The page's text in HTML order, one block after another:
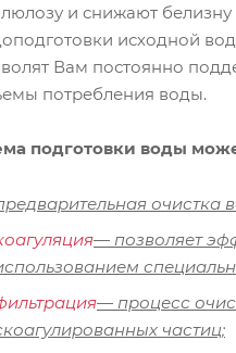
и снижают
исходной
Вам постоянно
потребления воды.
подготовки воды
очистка
— позволяет
— процесс
частиц;